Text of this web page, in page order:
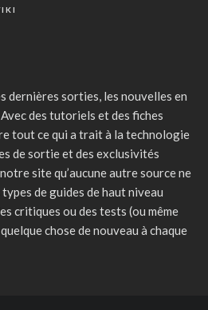
dernières sorties, les nouvelles en
des tutoriels et des fiches
tout ce qui a trait à la technologie
de sortie et des exclusivités
site qu’aucune autre source ne
de guides de haut niveau
critiques ou des tests (ou même
chose de nouveau à chaque